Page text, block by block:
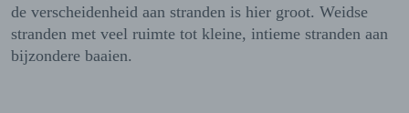
de verscheidenheid aan stranden is hier groot. Weidse
stranden met veel ruimte tot kleine, intieme stranden aan
bijzondere baaien.